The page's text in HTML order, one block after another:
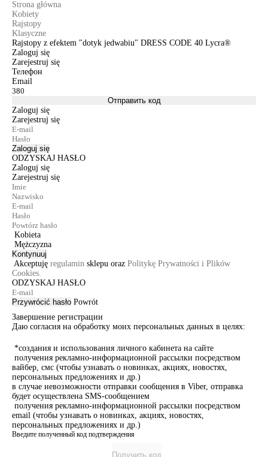
Strona główna
Kobiety
Rajstopy
Klasyczne
Rajstopy z efektem "dotyk jedwabiu" DRESS CODE 40 Lycra®
Zaloguj się
Zarejestruj się
Телефон
Email
Отправить код
Zaloguj się
Zarejestruj się
Zaloguj się
ODZYSKAJ HASŁO
Zaloguj się
Zarejestruj się
Kobieta
Mężczyzna
Kontynuuj
Akceptuję regulamin sklepu oraz Politykę Prywatności i Plików
Cookies.
ODZYSKAJ HASŁO
Przywrócić hasło Powrót
Завершение регистрации
Даю согласия на обработку моих персональных данных в целях:
*создания и использования личного кабинета на сайте
получения рекламно-информационной рассылки посредством
вайбер, смс (чтобы узнавать о новинках, акциях, новостях,
персональных предложениях и др.)
в случае невозможности отправки сообщения в Viber, отправка
будет осуществлена SMS-сообщением
получения рекламно-информационной рассылки посредством
email (чтобы узнавать о новинках, акциях, новостях,
персональных предложениях и др.)
Введите полученный код подтверждения
Получить код